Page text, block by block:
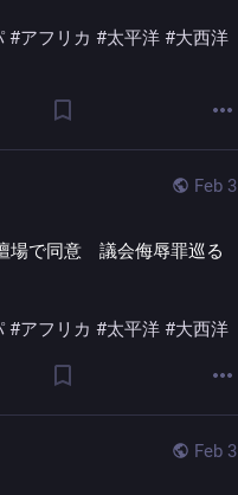
#アフリカ #太平洋 #大西洋
Feb 3
場で同意　議会侮辱罪巡る
#アフリカ #太平洋 #大西洋
Feb 3